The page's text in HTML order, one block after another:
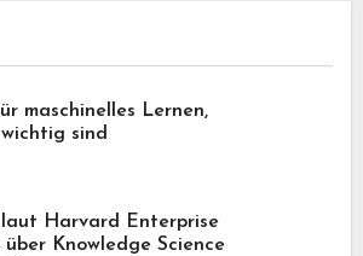
maschinelles Lernen,
sind
Harvard Enterprise
Knowledge Science